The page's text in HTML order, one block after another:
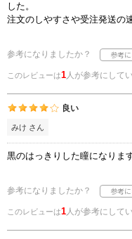
した。
注文のしやすさや受注発送の
参考になりましたか？
このレビューは1人が参考にして
良い
みけ さん
黒のはっきりした瞳になりま
参考になりましたか？
このレビューは1人が参考にして